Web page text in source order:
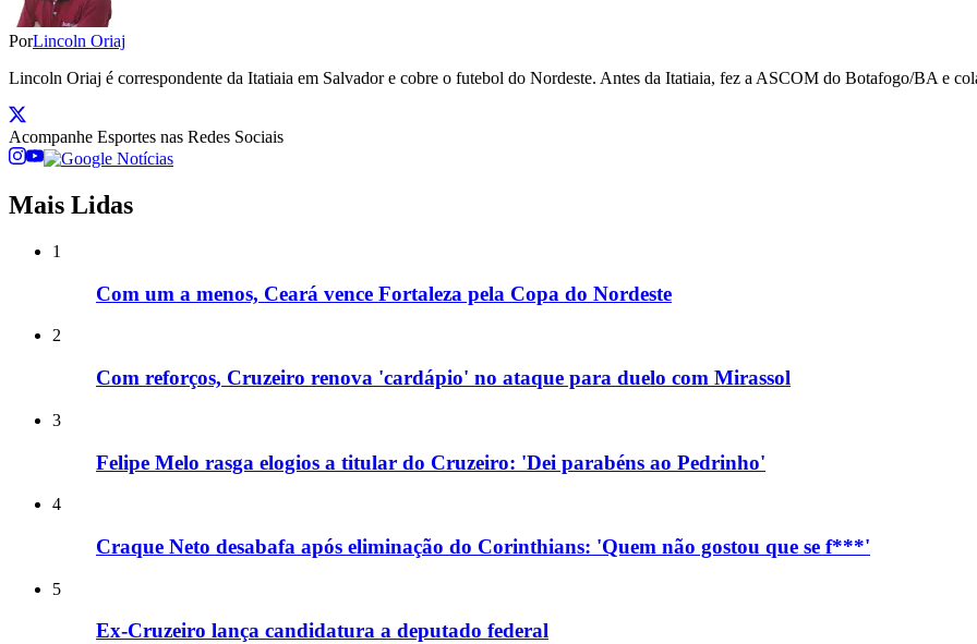
PorLincoln Oriaj
Lincoln Oriaj é correspondente da Itatiaia em Salvador e cobre o futebol do Nordeste. Antes da Itatiaia, fez a ASCOM do Botafogo/BA e
Acompanhe Esportes nas Redes Sociais
Mais Lidas
1
Com um a menos, Ceará vence Fortaleza pela Copa do Nordeste
2
Com reforços, Cruzeiro renova 'cardápio' no ataque para duelo com Mirassol
3
Felipe Melo rasga elogios a titular do Cruzeiro: 'Dei parabéns ao Pedrinho'
4
Craque Neto desabafa após eliminação do Corinthians: 'Quem não gostou que se f***'
5
Ex-Cruzeiro lança candidatura a deputado federal